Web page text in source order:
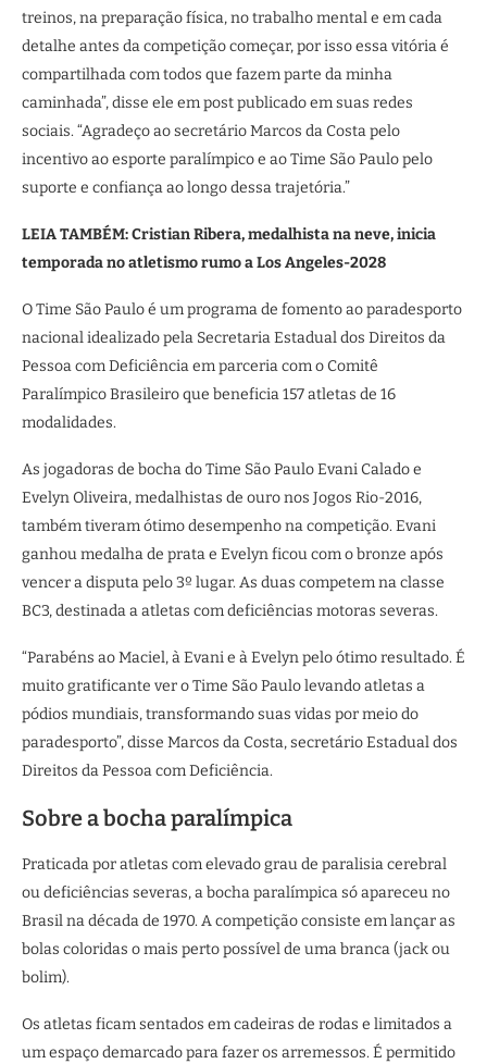
treinos, na preparação física, no trabalho mental e em cada
detalhe antes da competição começar, por isso essa vitória é
compartilhada com todos que fazem parte da minha
caminhada”, disse ele em post publicado em suas redes
sociais. “Agradeço ao secretário Marcos da Costa pelo
incentivo ao esporte paralímpico e ao Time São Paulo pelo
suporte e confiança ao longo dessa trajetória.”
LEIA TAMBÉM: Cristian Ribera, medalhista na neve, inicia
temporada no atletismo rumo a Los Angeles-2028
O Time São Paulo é um programa de fomento ao paradesporto
nacional idealizado pela Secretaria Estadual dos Direitos da
Pessoa com Deficiência em parceria com o Comitê
Paralímpico Brasileiro que beneficia 157 atletas de 16
modalidades.
As jogadoras de bocha do Time São Paulo Evani Calado e
Evelyn Oliveira, medalhistas de ouro nos Jogos Rio-2016,
também tiveram ótimo desempenho na competição. Evani
ganhou medalha de prata e Evelyn ficou com o bronze após
vencer a disputa pelo 3º lugar. As duas competem na classe
BC3, destinada a atletas com deficiências motoras severas.
“Parabéns ao Maciel, à Evani e à Evelyn pelo ótimo resultado. É
muito gratificante ver o Time São Paulo levando atletas a
pódios mundiais, transformando suas vidas por meio do
paradesporto”, disse Marcos da Costa, secretário Estadual dos
Direitos da Pessoa com Deficiência.
Sobre a bocha paralímpica
Praticada por atletas com elevado grau de paralisia cerebral
ou deficiências severas, a bocha paralímpica só apareceu no
Brasil na década de 1970. A competição consiste em lançar as
bolas coloridas o mais perto possível de uma branca (jack ou
bolim).
Os atletas ficam sentados em cadeiras de rodas e limitados a
um espaço demarcado para fazer os arremessos. É permitido